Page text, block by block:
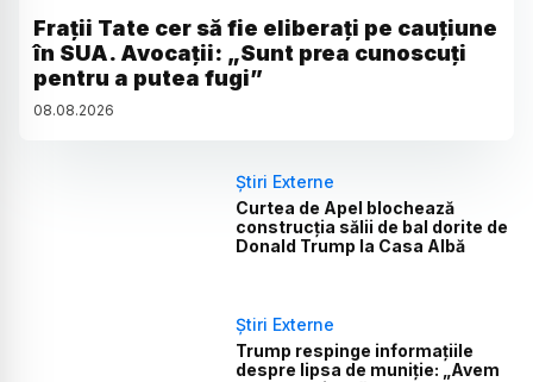
Frații Tate cer să fie eliberați pe cauțiune
în SUA. Avocații: „Sunt prea cunoscuți
pentru a putea fugi”
08.08.2026
Știri Externe
Curtea de Apel blochează
construcția sălii de bal dorite de
Donald Trump la Casa Albă
Știri Externe
Trump respinge informațiile
despre lipsa de muniție: „Avem